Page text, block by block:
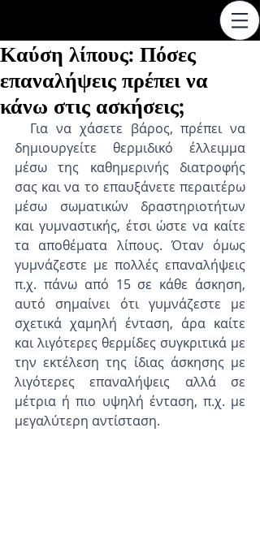
Καύση λίπους: Πόσες
επαναλήψεις πρέπει να
κάνω στις ασκήσεις;
δημιουργείτε θερμιδικό έλλειμμα
μέσω της καθημερινής διατροφής
σας και να το επαυξάνετε περαιτέρω
μέσω σωματικών δραστηριοτήτων
και γυμναστικής, έτσι ώστε να καίτε
τα αποθέματα λίπους. Όταν όμως
γυμνάζεστε με πολλές επαναλήψεις
π.χ. πάνω από 15 σε κάθε άσκηση,
αυτό σημαίνει ότι γυμνάζεστε με
σχετικά χαμηλή ένταση, άρα καίτε
και λιγότερες θερμίδες συγκριτικά με
την εκτέλεση της ίδιας άσκησης με
λιγότερες επαναλήψεις αλλά σε
μέτρια ή πιο υψηλή ένταση, π.χ. με
μεγαλύτερη αντίσταση.